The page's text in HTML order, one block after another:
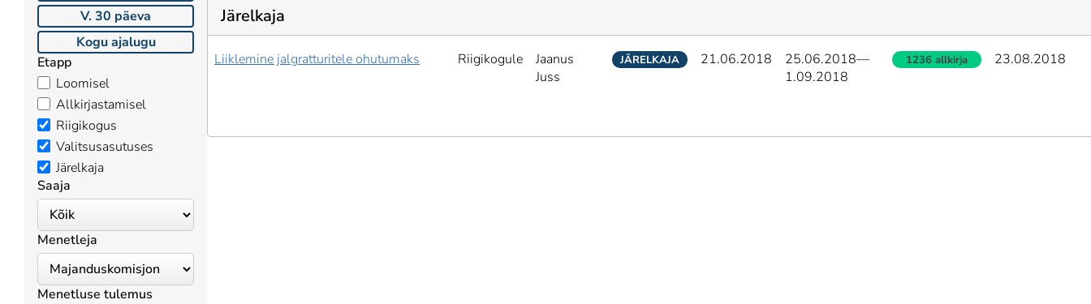
V. 30 päeva
Kogu ajalugu
Etapp
Loomisel
Allkirjastamisel
Riigikogus
Valitsusasutuses
Järelkaja
Saaja
Menetleja
Menetluse tulemus
Järelkaja
Liiklemine jalgratturitele ohutumaks Riigikogule
Jaanus
Juss
JÄRELKAJA 21.06.2018 25.06.2018—
1.09.2018
1236 allkirja 23.08.2018